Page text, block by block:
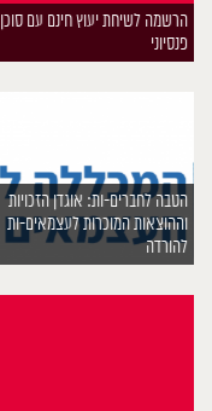
הרשמה לשיחת יעוץ חינם עם סוכן
פנסיוני
הטבה לחברים-ות: אוגדן הזכויות
וההוצאות המוכרות לעצמאים-ות
להורדה